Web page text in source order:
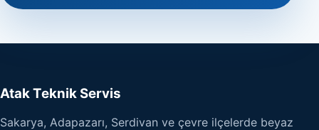
Atak Teknik Servis
Sakarya, Adapazarı, Serdivan ve çevre ilçelerde beyaz